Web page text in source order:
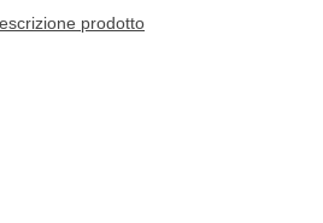
prodotto